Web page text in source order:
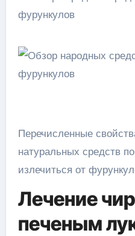
Перечисленные
натуральных средств
излечиться от
Лечение
печеным